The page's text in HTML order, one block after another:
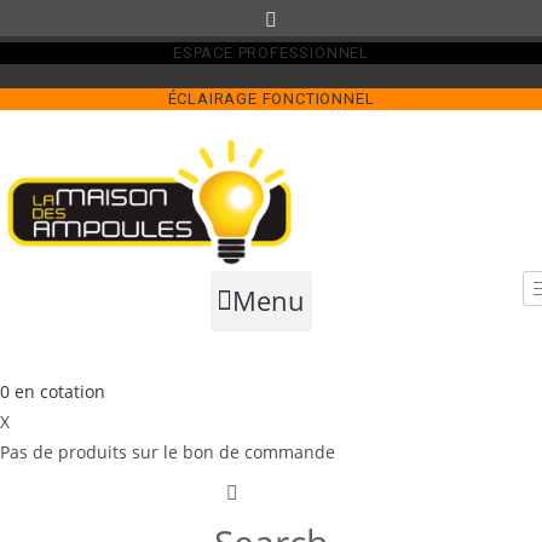
to
ESPACE PROFESSIONNEL
ÉCLAIRAGE FONCTIONNEL
Menu
0 en cotation
X
Pas de produits sur le bon de commande